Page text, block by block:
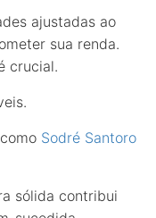
ajustadas ao
sua renda.
crucial.
Sodré Santoro
sólida contribui